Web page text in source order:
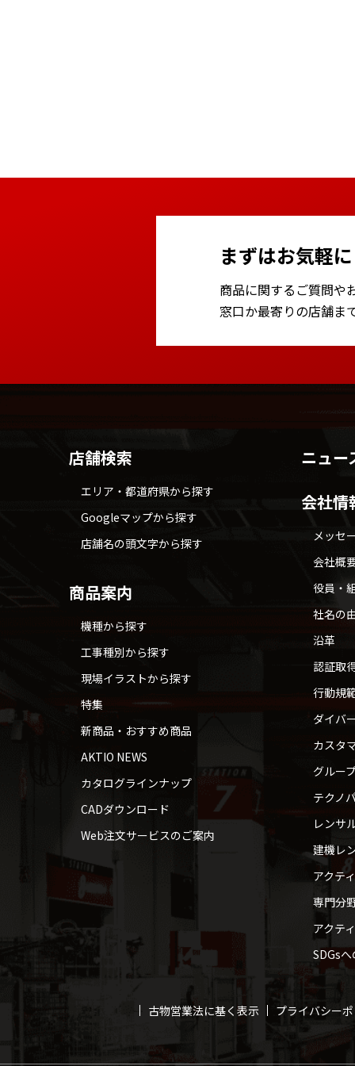
まずはお気軽
商品に関するご質問や
窓口か最寄りの店舗ま
店舗検索
エリア・都道府県から探す
Googleマップから探す
店舗名の頭文字から探す
商品案内
機種から探す
工事種別から探す
現場イラストから探す
特集
新商品・おすすめ商品
AKTIO NEWS
カタログラインナップ
CADダウンロード
Web注文サービスのご案内
ニュー
会社情
メッセ
会社概
役員・
社名の
沿革
認証取
行動規
ダイバ
カスタ
グルー
テクノ
レンサ
建機レ
アクテ
専門分
アクテ
SDGs
古物営業法に基く表示 プライバシー